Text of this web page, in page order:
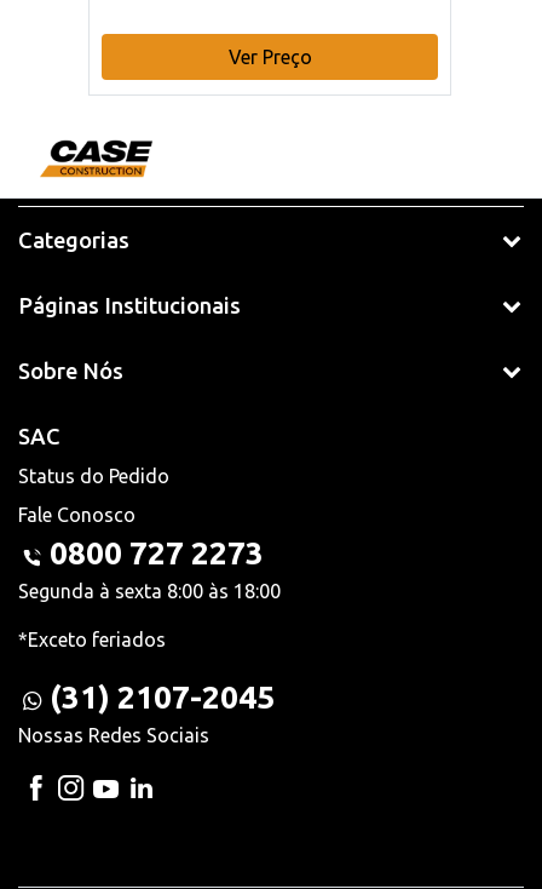
Ver Preço
Categorias
Páginas Institucionais
Sobre Nós
SAC
Status do Pedido
Fale Conosco
0800 727 2273
Segunda à sexta 8:00 às 18:00
*Exceto feriados
(31) 2107-2045
Nossas Redes Sociais